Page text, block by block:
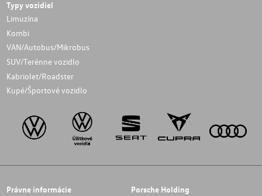
Typy vozidiel
Limuzína
Kombi
VAN/Autobus/Mikrobus
SUV/Terénne vozidlo
Kabriolet/Roadster
Kupé/Športové vozidlo
Právne informácie Porsche Holding